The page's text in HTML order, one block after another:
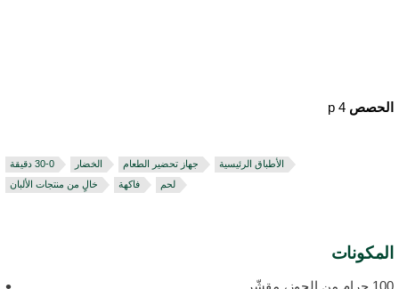
4 p
الخضار جهاز تحضير الطعام
الأطباق الرئيسية
خالٍ من منتجات الألبان
فاكهة لحم
من الجوز، مقشّر